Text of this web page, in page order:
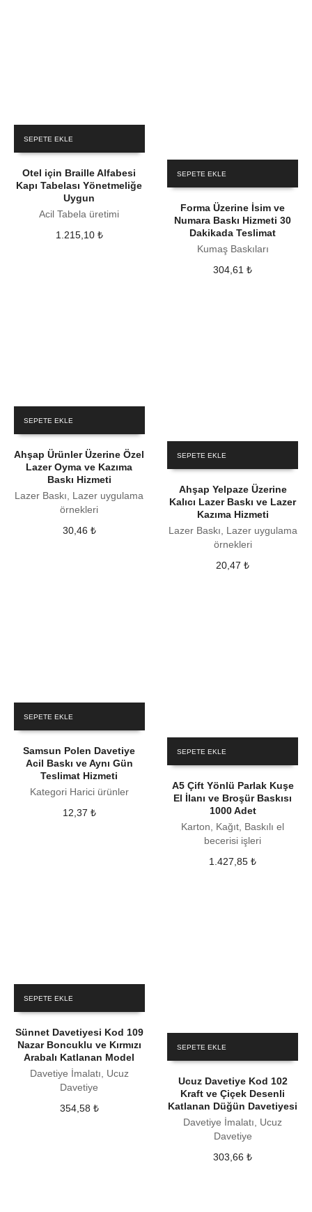
SEPETE EKLE
Otel için Braille Alfabesi
Kapı Tabelası Yönetmeliğe
Uygun
Acil Tabela üretimi
1.215,10 ₺
SEPETE EKLE
Forma Üzerine İsim ve
Numara Baskı Hizmeti 30
Dakikada Teslimat
Kumaş Baskıları
304,61₺
SEPETE EKLE
Ahşap Ürünler Üzerine Özel
Lazer Oyma ve Kazıma
Baskı Hizmeti
Lazer Baskı, Lazer uygulama
örnekleri
30,46 ₺
SEPETE EKLE
Ahşap Yelpaze Üzerine
Kalıcı Lazer Baskı ve Lazer
Kazıma Hizmeti
Lazer Baskı, Lazer uygulama
örnekleri
20,47₺
SEPETE EKLE
Samsun Polen Davetiye
Acil Baskı ve Aynı Gün
Teslimat Hizmeti
Kategori Harici ürünler
12,37 ₺
SEPETE EKLE
A5 Çift Yönlü Parlak Kuşe
El İlanı ve Broşür Baskısı
1000 Adet
Karton, Kağıt, Baskılı el
becerisi işleri
1.427,85₺
SEPETE EKLE
Sünnet Davetiyesi Kod 109
Nazar Boncuklu ve Kırmızı
Arabalı Katlanan Model
Davetiye İmalatı, Ucuz
Davetiye
354,58 ₺
SEPETE EKLE
Ucuz Davetiye Kod 102
Kraft ve Çiçek Desenli
Katlanan Düğün Davetiyesi
Davetiye İmalatı, Ucuz
Davetiye
303,66₺